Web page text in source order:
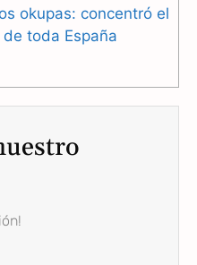
okupas: concentró el
toda España